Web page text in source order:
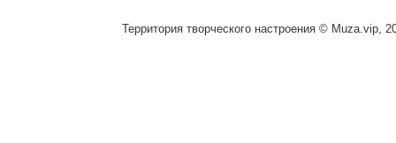
Территория творческого настроения © Muza.vip,